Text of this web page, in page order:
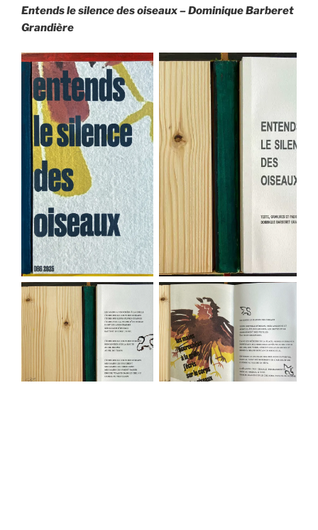
Entends le silence des oiseaux – Dominique Barberet
Grandière